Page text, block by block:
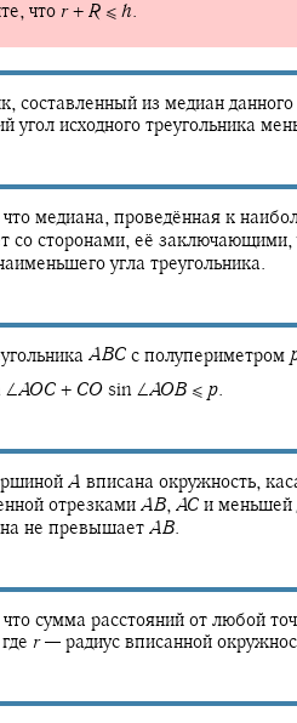
что r+ R ≤ h.
составленный из медиан
угол исходного треугольника
медиана, проведённая к
со сторонами, её
угла треугольника.
ABC с полупериметром
∠AOC + CO sin ∠AOB ≤ p.
A вписана окружность,
отрезками AB, AC и меньшей
не превышает AB.
сумма расстояний от любой
где r— радиус вписанной